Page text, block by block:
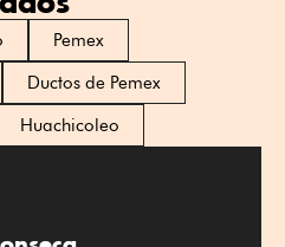
Pemex
Ductos de Pemex
Huachicoleo